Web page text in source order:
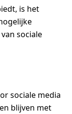
is het
sociale
sociale media
blijven met